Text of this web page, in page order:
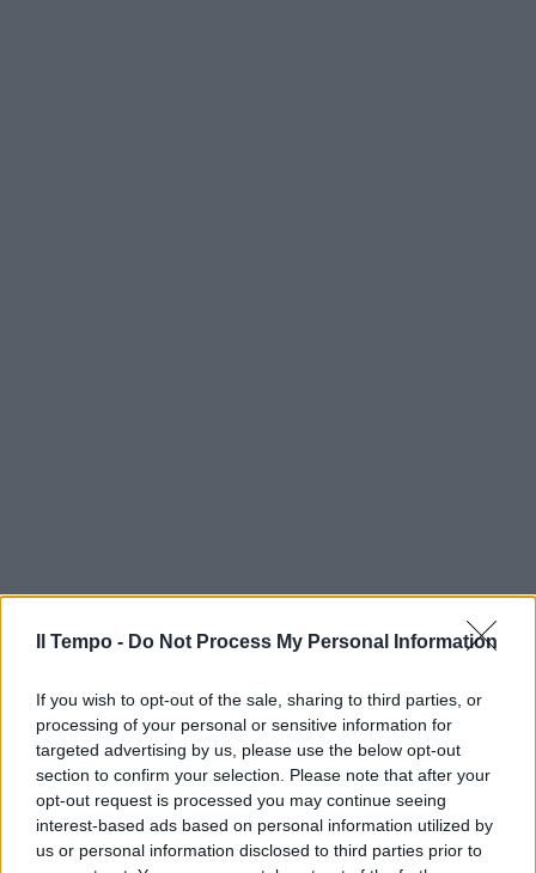
Il Tempo - Do Not Process My Personal Information
If you wish to opt-out of the sale, sharing to third parties, or
processing of your personal or sensitive information for
targeted advertising by us, please use the below opt-out
section to confirm your selection. Please note that after your
opt-out request is processed you may continue seeing
interest-based ads based on personal information utilized by
us or personal information disclosed to third parties prior to